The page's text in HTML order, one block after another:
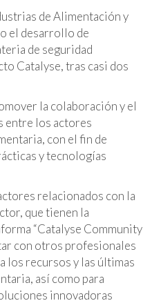
de Alimentación y
el desarrollo de
de seguridad
Catalyse, tras casi dos
la colaboración y el
entre los actores
con el fin de
y tecnologías
relacionados con la
que tienen la
“Catalyse Community
con otros profesionales
los recursos y las últimas
así como para
innovadoras